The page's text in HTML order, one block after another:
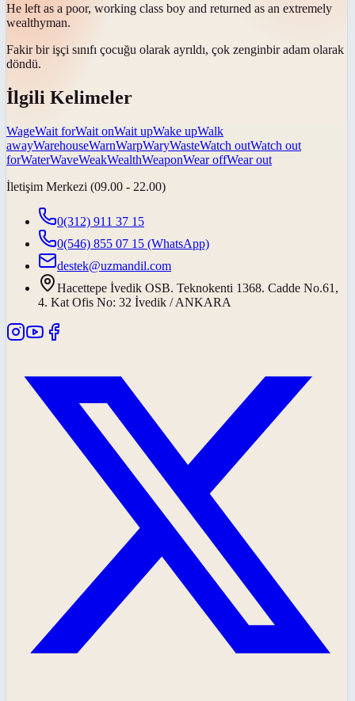
He left as a poor, working class boy and returned as an extremely
wealthyman.
Fakir bir işçi sınıfı çocuğu olarak ayrıldı, çok zenginbir adam olarak
döndü.
İlgili Kelimeler
WageWait forWait onWait upWake upWalk
awayWarehouseWarnWarpWaryWasteWatch outWatch out
forWaterWaveWeakWealthWeaponWear offWear out
İletişim Merkezi (09.00 - 22.00)
0(312) 911 37 15
0(546) 855 07 15 (WhatsApp)
destek@uzmandil.com
Hacettepe İvedik OSB. Teknokenti 1368. Cadde No.61,
4. Kat Ofis No: 32 İvedik / ANKARA